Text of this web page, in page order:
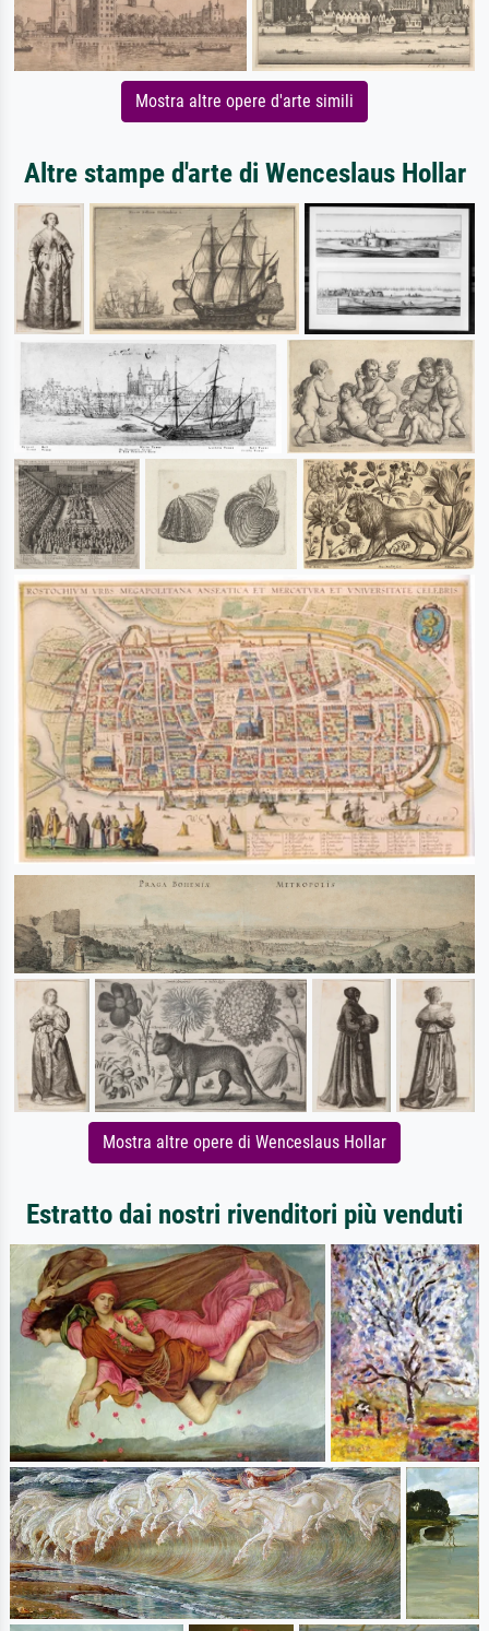
Mostra altre opere d'arte simili
Altre stampe d'arte di Wenceslaus Hollar
Mostra altre opere di Wenceslaus Hollar
Estratto dai nostri rivenditori più venduti